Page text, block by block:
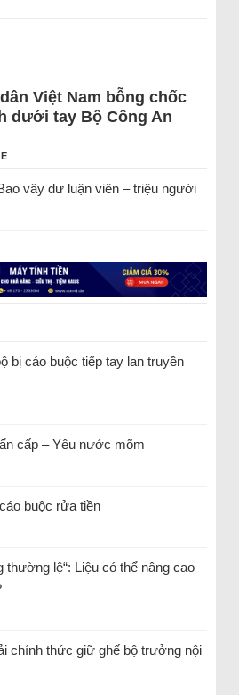
Việt Nam bỗng chốc
dưới tay Bộ Công An
vây dư luận viên – triệu người
bị cáo buộc tiếp tay lan truyền
cấp – Yêu nước mõm
buộc rửa tiền
thường lệ“: Liệu có thể nâng cao
chính thức giữ ghế bộ trưởng nội